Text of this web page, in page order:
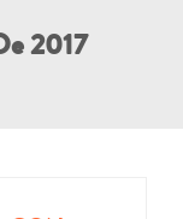
2017